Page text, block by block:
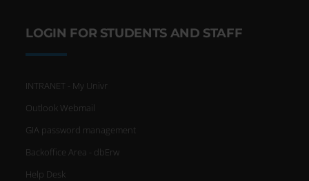
LOGIN FOR STUDENTS AND STAFF
INTRANET - My Univr
Outlook Webmail
GIA password management
Backoffice Area - dbErw
Help Desk